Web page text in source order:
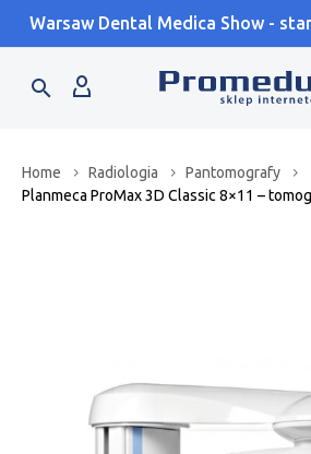
Warsaw Dental Medica Show -
Home Radiologia
Pantomografy
Planmeca ProMax 3D Classic 8×11 –